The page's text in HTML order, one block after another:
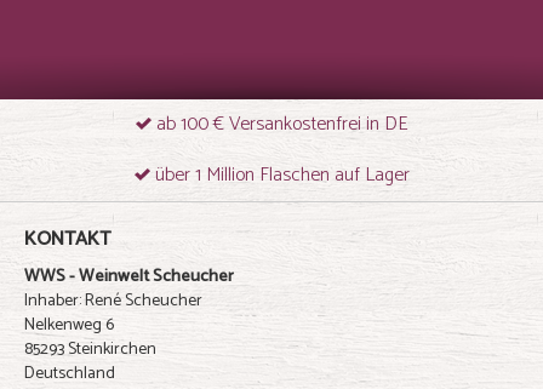
ab 100 € Versankostenfrei in DE
über 1 Million Flaschen auf Lager
KONTAKT
WWS - Weinwelt Scheucher
Inhaber: René Scheucher
Nelkenweg 6
85293 Steinkirchen
Deutschland